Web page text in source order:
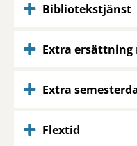
Bibliotekstjänst
Extra
Extra
Flextid